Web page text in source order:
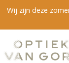
Wij zijn deze